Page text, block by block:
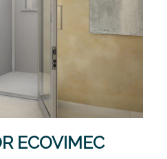
ECOVIMEC